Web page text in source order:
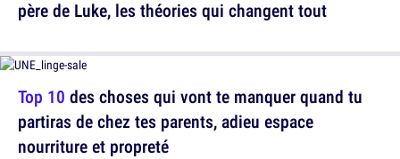
Top 10 des choses qui vont te manquer quand tu
partiras de chez tes parents, adieu espace
nourriture et propreté
père de Luke, les théories qui changent tout